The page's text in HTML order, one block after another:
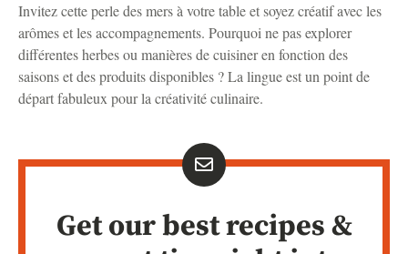
Invitez cette perle des mers à votre table et soyez créatif avec les
arômes et les accompagnements. Pourquoi ne pas explorer
différentes herbes ou manières de cuisiner en fonction des
saisons et des produits disponibles ? La lingue est un point de
départ fabuleux pour la créativité culinaire.
Get our best recipes &